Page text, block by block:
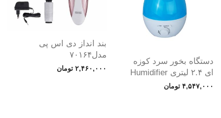
دستگاه بخور سرد کوزه
ای ۲.۴ لیتری Humidifier
۴,۵۴۷,۰۰۰ تومان
بند انداز دی اس پی
مدل۷۰۱۶۴
۲,۴۶۰,۰۰۰ تومان